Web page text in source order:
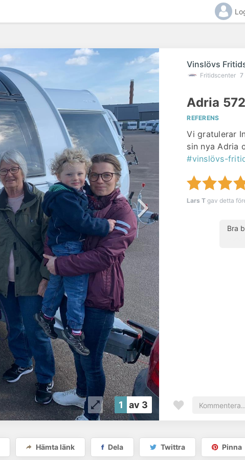
1 av 3
Vinslövs
Fritidscenter 7
Adria 572
REFERENS
Vi gratulerar
sin nya Adria
#vinslövs-
Lars T gav detta
Bra
Hämta länk Dela Twittra Pinna